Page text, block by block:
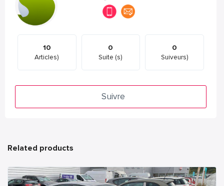
10
Articles)
0
Suite (s)
0
Suiveurs)
Suivre
Related products